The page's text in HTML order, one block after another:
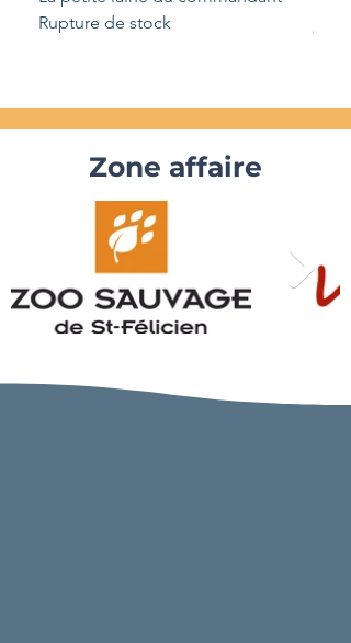
Rupture de stock
Zone affaire